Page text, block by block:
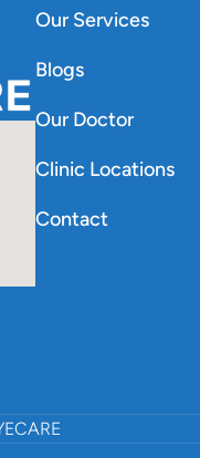
Our Services
Blogs
Our Doctor
Clinic Locations
Contact